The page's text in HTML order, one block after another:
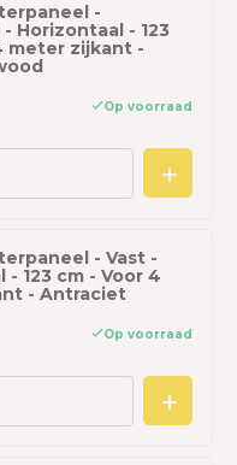
-
Horizontaal - 123
meter zijkant -
Op voorraad
- Vast -
- 123 cm - Voor 4
- Antraciet
Op voorraad